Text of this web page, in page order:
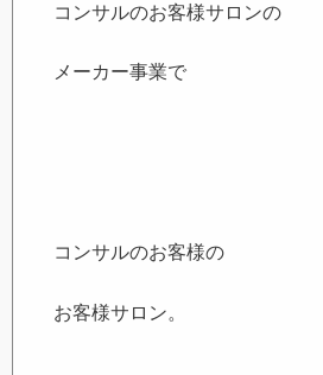
コンサルのお客様サロンの
メーカー事業で
コンサルのお客様の
お客様サロン。